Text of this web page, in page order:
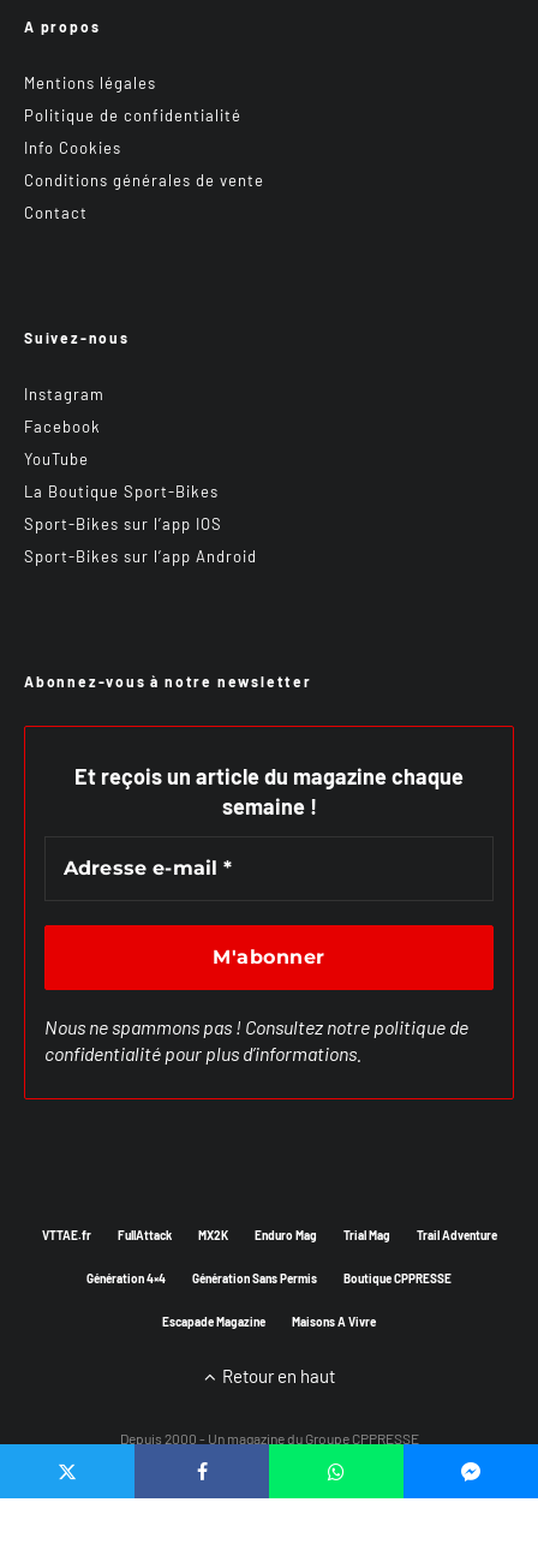
A propos
Mentions légales
Politique de confidentialité
Info Cookies
Conditions générales de vente
Contact
Suivez-nous
Instagram
Facebook
YouTube
La Boutique Sport-Bikes
Sport-Bikes sur l’app IOS
Sport-Bikes sur l’app Android
Abonnez-vous à notre newsletter
Et reçois un article du magazine chaque
semaine !
Nous ne spammons pas ! Consultez notre politique de
confidentialité pour plus d’informations.
VTTAE.fr FullAttack MX2K Enduro Mag Trial Mag Trail Adventure
Génération 4×4 Génération Sans Permis Boutique CPPRESSE
Escapade Magazine Maisons A Vivre
Retour en haut
Depuis 2000 - Un magazine du Groupe CPPRESSE